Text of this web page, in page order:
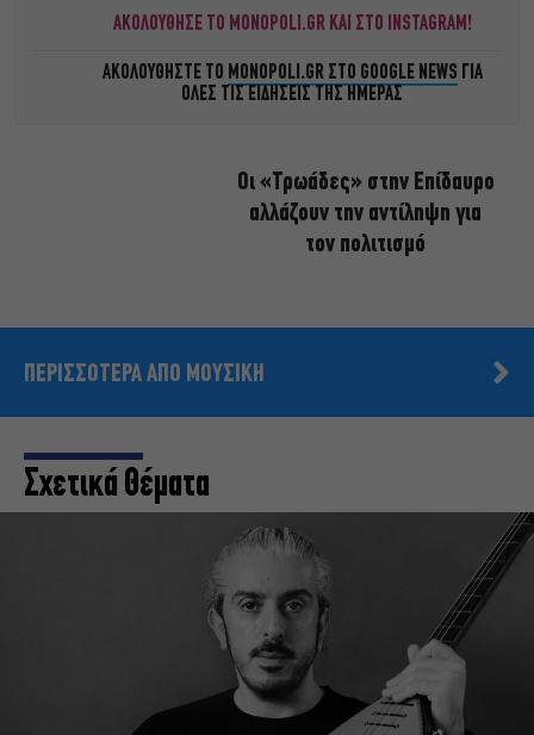
ΑΚΟΛΟΥΘΗΣΕ ΤΟ MONOPOLI.GR ΚΑΙ ΣΤΟ INSTAGRAM!
ΑΚΟΛΟΥΘΗΣΤΕ ΤΟ MONOPOLI.GR ΣΤΟ GOOGLE NEWS ΓΙΑ
ΟΛΕΣ ΤΙΣ ΕΙΔΗΣΕΙΣ ΤΗΣ ΗΜΕΡΑΣ
Οι «Τρωάδες» στην Επίδαυρο
αλλάζουν την αντίληψη για
τον πολιτισμό
ΠΕΡΙΣΣΟΤΕΡΑ ΑΠΟ ΜΟΥΣΙΚΗ
Σχετικά Θέματα